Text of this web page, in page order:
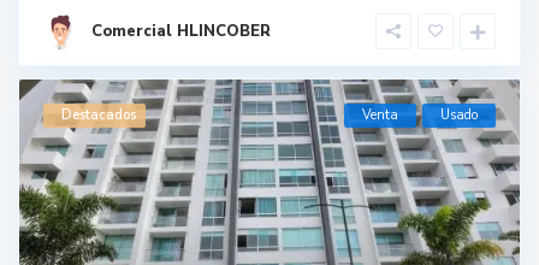
Comercial HLINCOBER
Destacados Venta Usado